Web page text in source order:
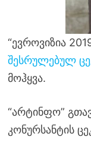
“ევროვიზია
შესრულებულ
მოჰყვა.
“არტინფო”
კონურსანტის